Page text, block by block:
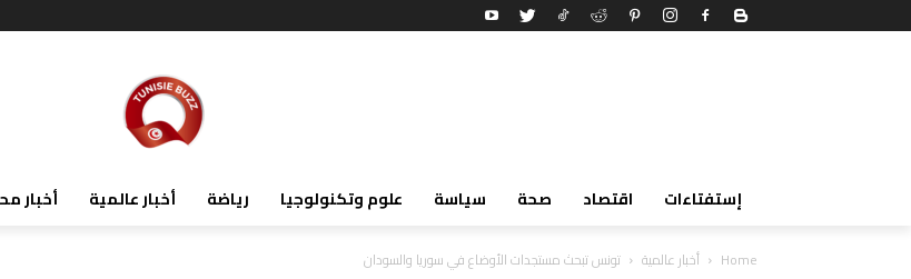
أخبار أخبار عالمية رياضة علوم وتكنولوجيا سياسة صحة اقتصاد إستفتاءات
Home أخبار عالمية تونس تبحث مستجدات الأوضاع في سوريا والسودان